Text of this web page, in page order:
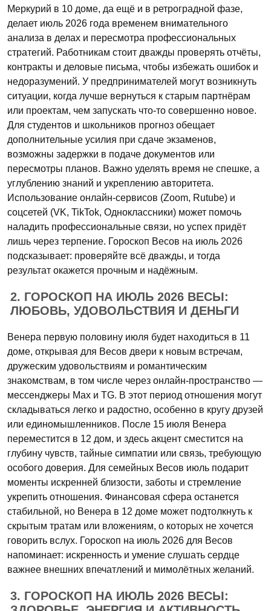
Меркурий в 10 доме, да ещё и в ретроградной фазе,
делает июль 2026 года временем внимательного
анализа в делах и пересмотра профессиональных
стратегий. Работникам стоит дважды проверять отчёты,
контракты и деловые письма, чтобы избежать ошибок и
недоразумений. У предпринимателей могут возникнуть
ситуации, когда лучше вернуться к старым партнёрам
или проектам, чем запускать что-то совершенно новое.
Для студентов и школьников прогноз обещает
дополнительные усилия при сдаче экзаменов,
возможны задержки в подаче документов или
пересмотры планов. Важно уделять время не спешке, а
углублению знаний и укреплению авторитета.
Использование онлайн-сервисов (Zoom, Rutube) и
соцсетей (VK, TikTok, Одноклассники) может помочь
наладить профессиональные связи, но успех придёт
лишь через терпение. Гороскоп Весов на июль 2026
подсказывает: проверяйте всё дважды, и тогда
результат окажется прочным и надёжным.
2. ГОРОСКОП НА ИЮЛЬ 2026 ВЕСЫ:
ЛЮБОВЬ, УДОВОЛЬСТВИЯ И ДЕНЬГИ
Венера первую половину июля будет находиться в 11
доме, открывая для Весов двери к новым встречам,
дружеским удовольствиям и романтическим
знакомствам, в том числе через онлайн-пространство —
мессенджеры Max и TG. В этот период отношения могут
складываться легко и радостно, особенно в кругу друзей
или единомышленников. После 15 июля Венера
переместится в 12 дом, и здесь акцент сместится на
глубину чувств, тайные симпатии или связь, требующую
особого доверия. Для семейных Весов июль подарит
моменты искренней близости, заботы и стремление
укрепить отношения. Финансовая сфера останется
стабильной, но Венера в 12 доме может подтолкнуть к
скрытым тратам или вложениям, о которых не хочется
говорить вслух. Гороскоп на июль 2026 для Весов
напоминает: искренность и умение слушать сердце
важнее внешних впечатлений и мимолётных желаний.
3. ГОРОСКОП НА ИЮЛЬ 2026 ВЕСЫ: